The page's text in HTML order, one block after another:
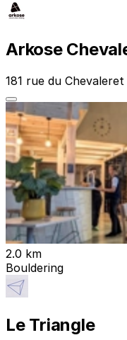
Arkose
181 rue du Chevaleret
2.0 km
Bouldering
Le Triangle